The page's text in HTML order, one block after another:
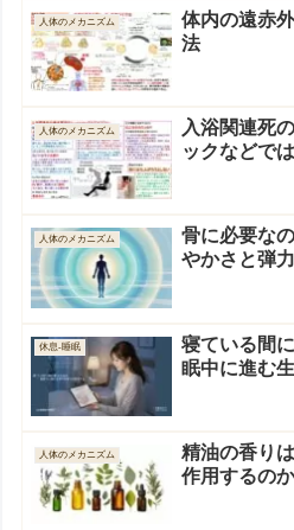
人体のメカニズム
体内の遠赤
法
人体のメカニズム
入浴関連死
ックなどで
人体のメカニズム
骨に必要な
やかさと弾力
休息-睡眠
寝ている間
眠中に進む
人体のメカニズム
精油の香り
作用するのか